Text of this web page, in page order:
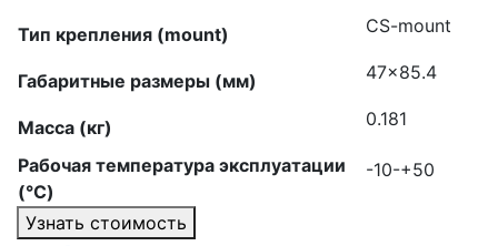
Тип крепления (mount) CS-mount
Габаритные размеры (мм) 47×85.4
Масса (кг) 0.181
Рабочая температура эксплуатации
(°C)
-10-+50
Узнать стоимость